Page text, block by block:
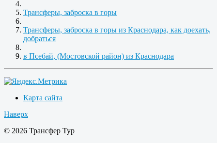
Трансферы, заброска в горы
Трансферы, заброска в горы из Краснодара, как доехать,
добраться
в Псебай, (Мостовской район) из Краснодара
Карта сайта
Наверх
© 2026 Трансфер Тур